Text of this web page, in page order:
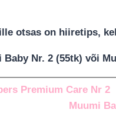
otsas on hiiretips,
Nr. 2 (55tk) või
Premium Care Nr 2
Muumi